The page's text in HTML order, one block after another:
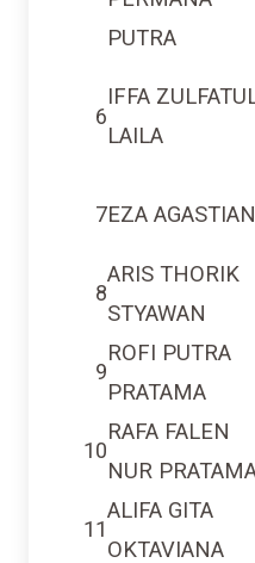
PUTRA
6
IFFA ZULFATUL
LAILA
7EZA AGASTIAN
8
ARIS THORIK
STYAWAN
9
ROFI PUTRA
PRATAMA
10
RAFA FALEN
NUR PRATAMA
11
ALIFA GITA
OKTAVIANA